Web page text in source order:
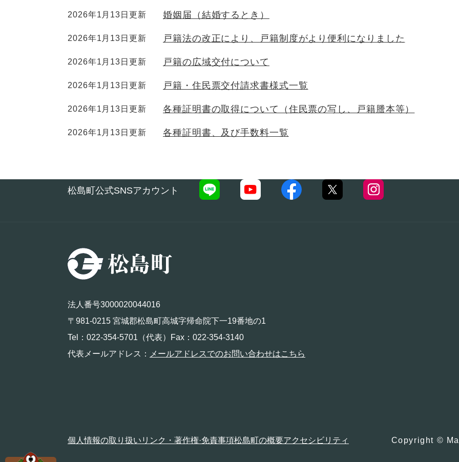
2026年1月13日更新 婚姻届（結婚するとき）
2026年1月13日更新 戸籍法の改正により、戸籍制度がより便利になりました
2026年1月13日更新 戸籍の広域交付について
2026年1月13日更新 戸籍・住民票交付請求書様式一覧
2026年1月13日更新 各種証明書の取得について（住民票の写し、戸籍謄本等）
2026年1月13日更新 各種証明書、及び手数料一覧
松島町公式SNSアカウント
法人番号3000020044016
〒981-0215 宮城郡松島町高城字帰命院下一19番地の1
Tel：022-354-5701（代表）Fax：022-354-3140
代表メールアドレス：
メールアドレスでのお問い合わせはこちら
個人情報の取り扱い リンク・著作権·免責事項松島町の概要アクセシビリティ Copyright ©